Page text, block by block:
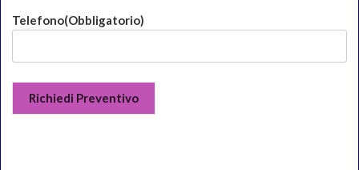
Telefono(Obbligatorio)